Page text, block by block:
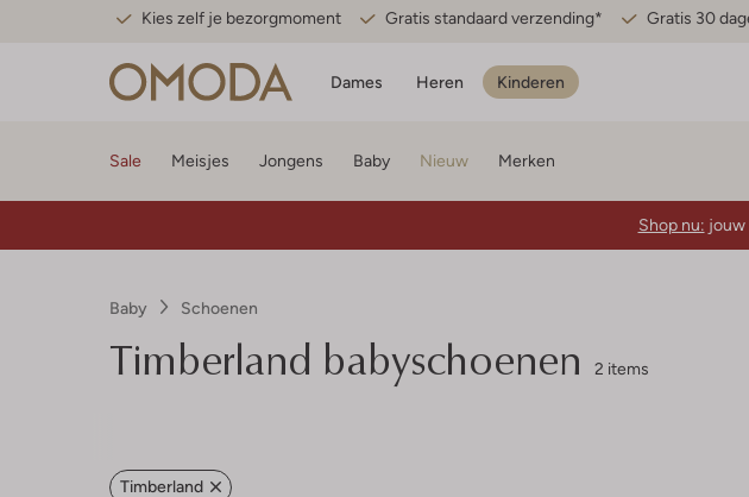
Kies zelf je bezorgmoment Gratis standaard verzending* Gratis 30
Dames Heren Kinderen
Sale Meisjes Jongens Baby Nieuw Merken
Shop nu: jouw
Baby Schoenen
Timberland babyschoenen 2 items
Timberland